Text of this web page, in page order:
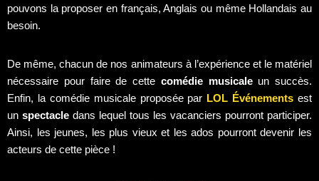
pouvons la proposer en français, Anglais ou même Hollandais au
besoin.
De même, chacun de nos animateurs à l’expérience et le matériel
nécessaire pour faire de cette comédie musicale un succès.
Enfin, la comédie musicale proposée par LOL Événements est
un spectacle dans lequel tous les vacanciers pourront participer.
Ainsi, les jeunes, les plus vieux et les ados pourront devenir les
acteurs de cette pièce !